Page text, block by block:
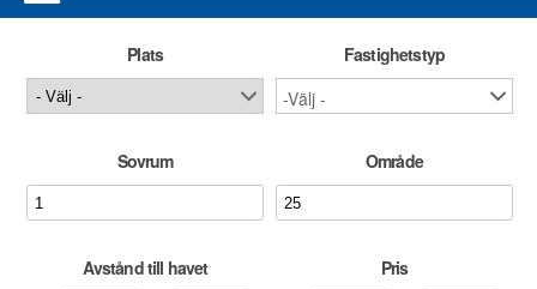
Plats Fastighetstyp
Sovrum Område
Avstånd till havet Pris